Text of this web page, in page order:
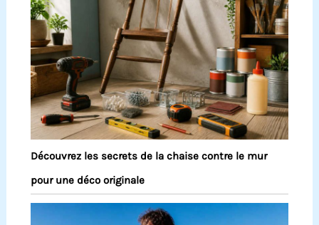
Découvrez les secrets de la chaise contre le mur
pour une déco originale